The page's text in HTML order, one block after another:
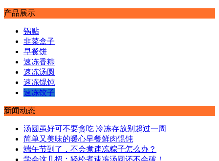
产品展示
锅贴
韭菜盒子
早餐饼
速冻香粽
速冻汤圆
速冻馄饨
速冻饺子
新闻动态
汤圆虽好可不要贪吃 冷冻存放别超过一周
简单又美味的暖心早餐鲜肉馄饨
端午节到了，不会煮速冻粽子怎么办？